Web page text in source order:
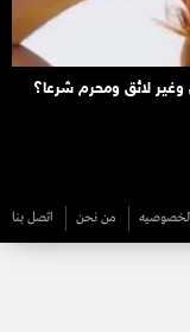
لائق ومحرم شرعا؟
من نحن اتصل بنا